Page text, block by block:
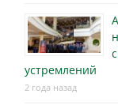
устремлений
2 года назад